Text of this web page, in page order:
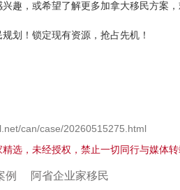
趣，或希望了解更多加拿大移民方案
划！锁定现有资源，抢占先机！
can/case/20260515275.html
选，未经授权，禁止一切同行与媒体
例 阿省企业家移民